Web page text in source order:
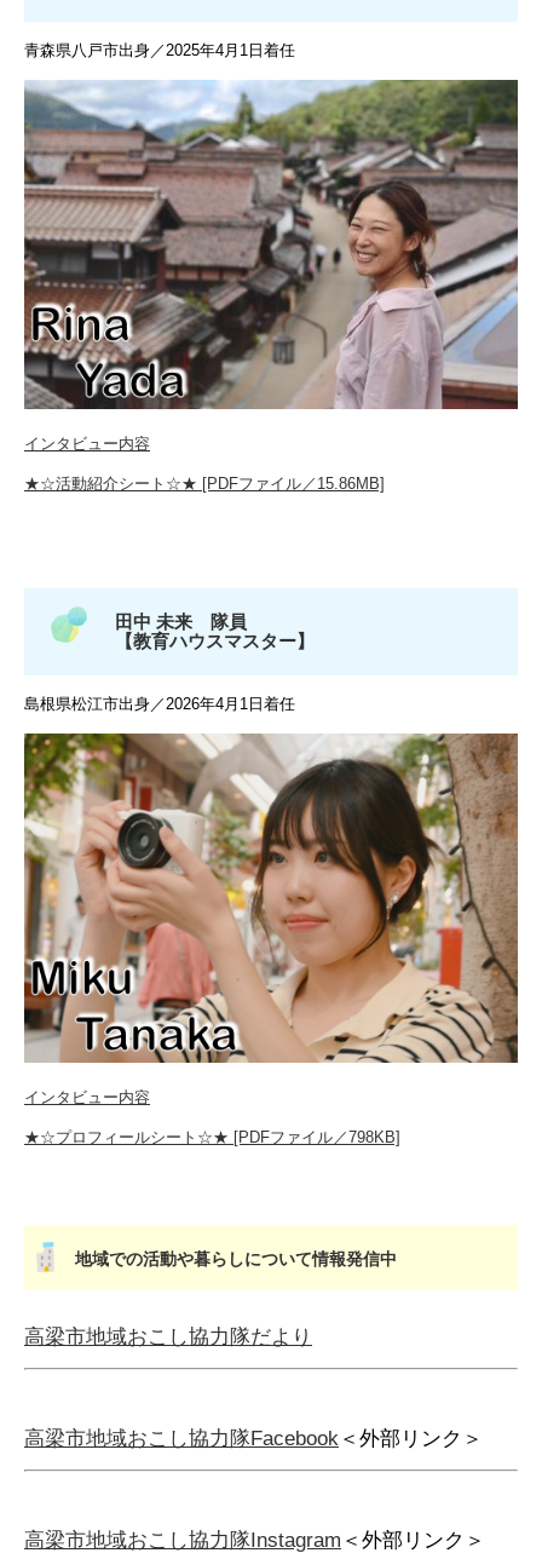
青森県八戸市出身／2025年4月1日着任
インタビュー内容
★☆活動紹介シート☆★ [PDFファイル／15.86MB]
田中 未来 隊員
【教育ハウスマスター】
島根県松江市出身／2026年4月1日着任
インタビュー内容
★☆プロフィールシート☆★ [PDFファイル／798KB]
地域での活動や暮らしについて情報発信中
高梁市地域おこし協力隊だより
高梁市地域おこし協力隊Facebook ＜外部リンク＞
高梁市地域おこし協力隊Instagram ＜外部リンク＞